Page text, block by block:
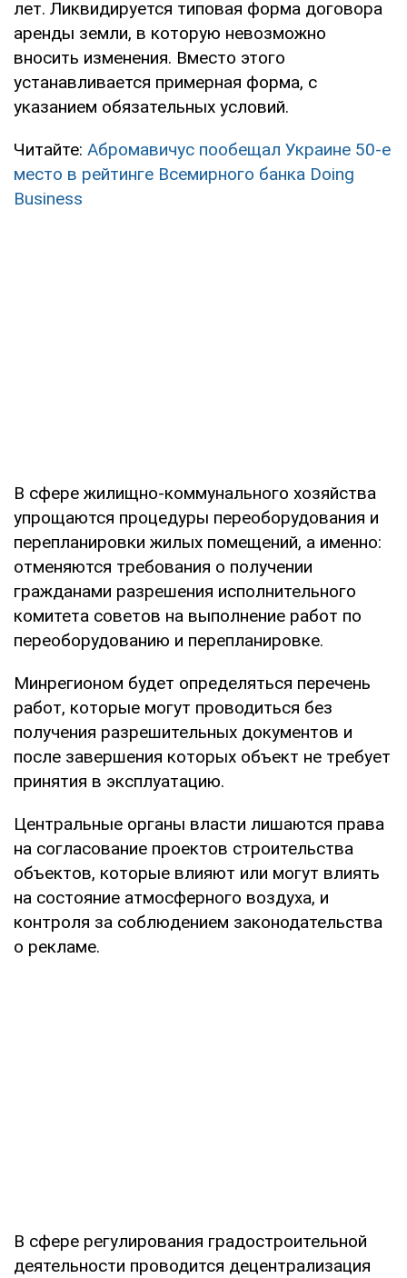
лет. Ликвидируется типовая форма договора
аренды земли, в которую невозможно
вносить изменения. Вместо этого
устанавливается примерная форма, с
указанием обязательных условий.
Читайте: Абромавичус пообещал Украине 50-е
место в рейтинге Всемирного банка Doing
Business
В сфере жилищно-коммунального хозяйства
упрощаются процедуры переоборудования и
перепланировки жилых помещений, а именно:
отменяются требования о получении
гражданами разрешения исполнительного
комитета советов на выполнение работ по
переоборудованию и перепланировке.
Минрегионом будет определяться перечень
работ, которые могут проводиться без
получения разрешительных документов и
после завершения которых объект не требует
принятия в эксплуатацию.
Центральные органы власти лишаются права
на согласование проектов строительства
объектов, которые влияют или могут влиять
на состояние атмосферного воздуха, и
контроля за соблюдением законодательства
о рекламе.
В сфере регулирования градостроительной
деятельности проводится децентрализация